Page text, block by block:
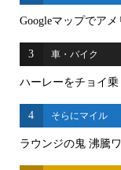
Googleマップでア
3 車・バイク
ハーレーをチョイ
4 そらにマイル
ラウンジの鬼 沸騰